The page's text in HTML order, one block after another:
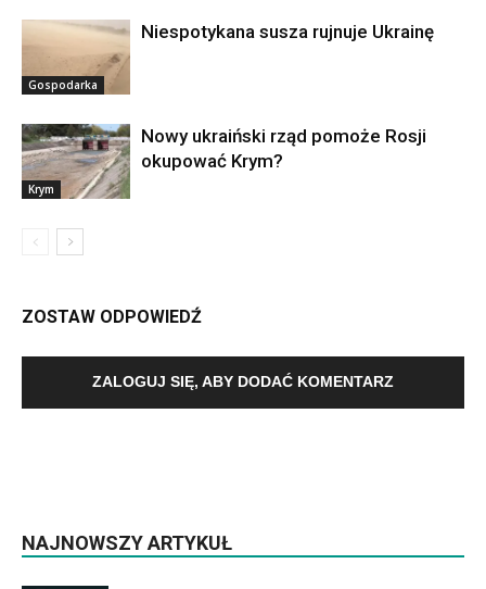
Gospodarka
Niespotykana susza rujnuje Ukrainę
Krym
Nowy ukraiński rząd pomoże Rosji
okupować Krym?
ZOSTAW ODPOWIEDŹ
ZALOGUJ SIĘ, ABY DODAĆ KOMENTARZ
NAJNOWSZY ARTYKUŁ